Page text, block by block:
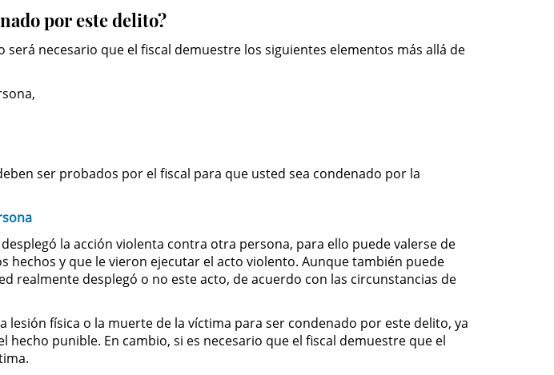
por este delito?
necesario que el fiscal demuestre los siguientes elementos más allá de
ser probados por el fiscal para que usted sea condenado por la
la acción violenta contra otra persona, para ello puede valerse de
y que le vieron ejecutar el acto violento. Aunque también puede
realmente desplegó o no este acto, de acuerdo con las circunstancias de
física o la muerte de la víctima para ser condenado por este delito, ya
punible. En cambio, si es necesario que el fiscal demuestre que el